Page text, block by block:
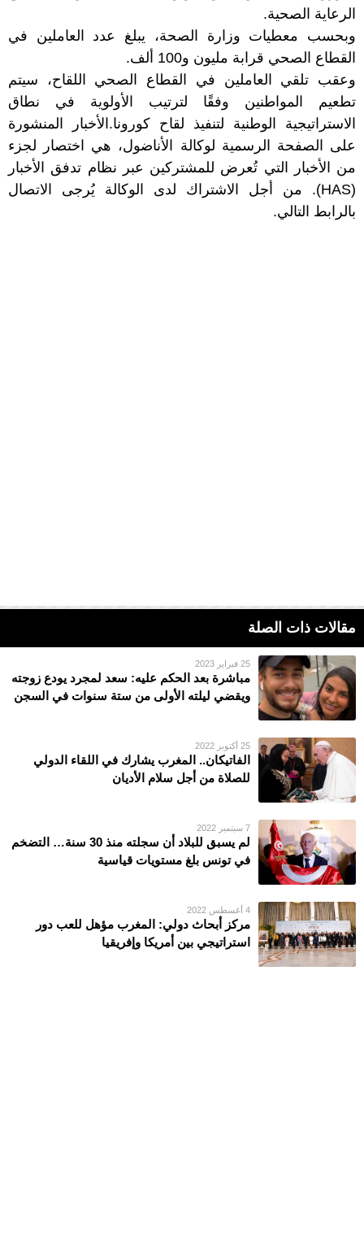
الرعاية الصحية.
وبحسب معطيات وزارة الصحة، يبلغ عدد العاملين في
القطاع الصحي قرابة مليون و100 ألف.
وعقب تلقي العاملين في القطاع الصحي اللقاح، سيتم
تطعيم المواطنين وفقًا لترتيب الأولوية في نطاق
الاستراتيجية الوطنية لتنفيذ لقاح كورونا.الأخبار المنشورة
على الصفحة الرسمية لوكالة الأناضول، هي اختصار لجزء
من الأخبار التي تُعرض للمشتركين عبر نظام تدفق الأخبار
(HAS). من أجل الاشتراك لدى الوكالة يُرجى الاتصال
بالرابط التالي.
مقالات ذات الصلة
25 فبراير 2023
مباشرة بعد الحكم عليه: سعد لمجرد يودع زوجته
ويقضي ليلته الأولى من ستة سنوات في السجن
25 أكتوبر 2022
الفاتيكان.. المغرب يشارك في اللقاء الدولي
للصلاة من أجل سلام الأديان
7 سبتمبر 2022
لم يسبق للبلاد أن سجلته منذ 30 سنة… التضخم
في تونس بلغ مستويات قياسية
4 أغسطس 2022
مركز أبحاث دولي: المغرب مؤهل للعب دور
استراتيجي بين أمريكا وإفريقيا